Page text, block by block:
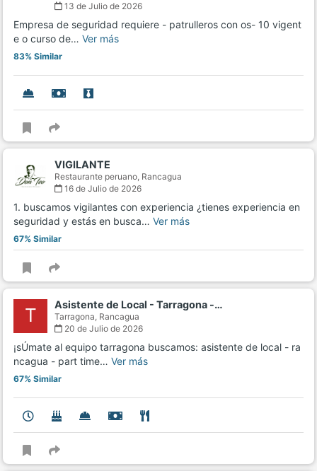
13 de Julio de 2026
Empresa de seguridad requiere - patrulleros con os- 10 vigent
e o curso de… Ver más
83% Similar
VIGILANTE
Restaurante peruano, Rancagua
16 de Julio de 2026
1. buscamos vigilantes con experiencia ¿tienes experiencia en
seguridad y estás en busca… Ver más
67% Similar
T Asistente de Local - Tarragona -…
Tarragona, Rancagua
20 de Julio de 2026
¡sÚmate al equipo tarragona buscamos: asistente de local - ra
ncagua - part time… Ver más
67% Similar